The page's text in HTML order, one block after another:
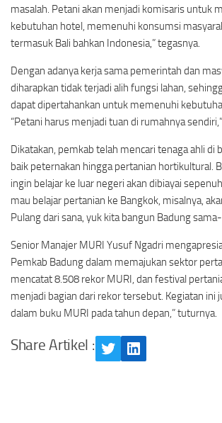
masalah. Petani akan menjadi komisaris untuk
kebutuhan hotel, memenuhi konsumsi
termasuk Bali bahkan Indonesia,” tegasnya.
Dengan adanya kerja sama pemerintah dan
diharapkan tidak terjadi alih fungsi lahan,
dapat dipertahankan untuk memenuhi
“Petani harus menjadi tuan di rumahnya
Dikatakan, pemkab telah mencari tenaga ahli di
baik peternakan hingga pertanian hortikultural.
ingin belajar ke luar negeri akan dibiayai
mau belajar pertanian ke Bangkok, misalnya,
Pulang dari sana, yuk kita bangun Badung
Senior Manajer MURI Yusuf Ngadri
Pemkab Badung dalam memajukan sektor
mencatat 8.508 rekor MURI, dan festival
menjadi bagian dari rekor tersebut. Kegiatan ini
dalam buku MURI pada tahun depan,” tuturnya.
Share Artikel :
TwitterLinkedIn